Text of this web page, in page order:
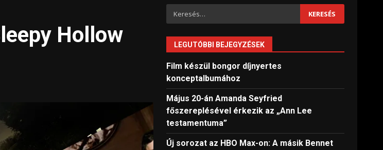
Hollow
Keresés:
LEGUTÓBBI BEJEGYZÉSEK
Film készül bongor díjnyertes
konceptalbumához
Május 20-án Amanda Seyfried
főszereplésével érkezik az „Ann Lee
testamentuma”
Új sorozat az HBO Max-on: A másik Bennet